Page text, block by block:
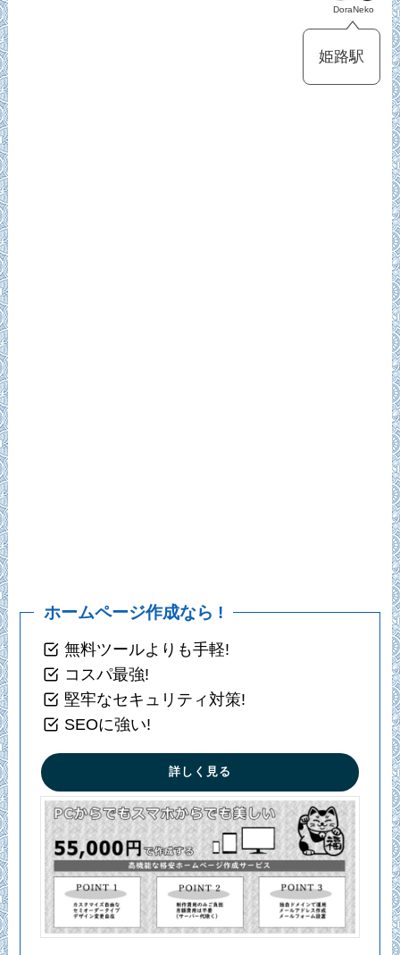
DoraNeko
姫路駅
ホームページ作成なら !
無料ツールよりも手軽!
コスパ最強!
堅牢なセキュリティ対策!
SEOに強い!
詳しく見る